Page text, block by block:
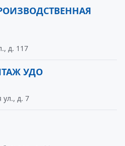
д. 117
УДО
ул., д. 7